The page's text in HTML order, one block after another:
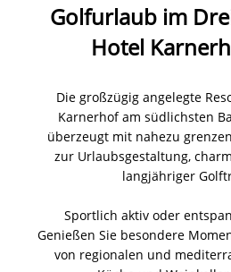
Golfurlaub im
Hotel
Die großzügig angelegte
Karnerhof am südlichsten
überzeugt mit nahezu
zur Urlaubsgestaltung,
langjähriger
Sportlich aktiv oder
Genießen Sie besondere
von regionalen und